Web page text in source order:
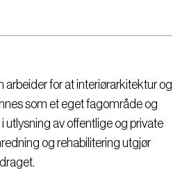
arbeider for at interiørarkitektur og
som et eget fagområde og
utlysning av offentlige og private
og rehabilitering utgjør